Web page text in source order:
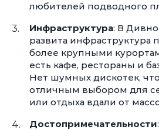
любителей подводного
Инфраструктура: В
развита инфраструктура
более крупными
есть кафе, рестораны и
Нет шумных дискотек,
отличным выбором для
или отдыха вдали от
Достопримечательности